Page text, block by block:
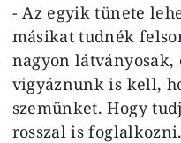
- Az egyik tünete
másikat tudnék
nagyon
vigyáznunk is kell,
szemünket. Hogy
rosszal is